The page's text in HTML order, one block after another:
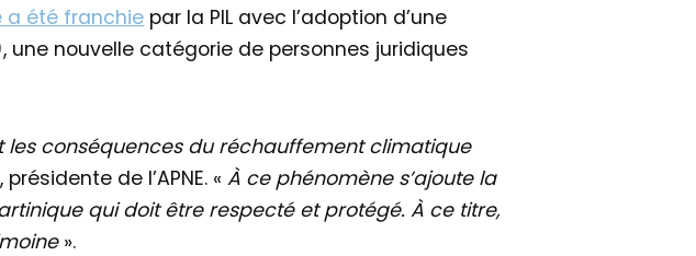
a été franchie par la PIL avec l’adoption d’une
nouvelle catégorie de personnes juridiques
conséquences du réchauffement climatique
de l’APNE. «À ce phénomène s’ajoute la
qui doit être respecté et protégé. À ce titre,
».